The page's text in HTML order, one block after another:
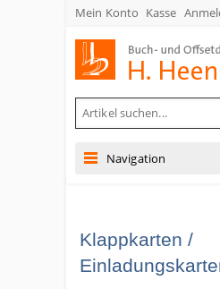
Mein Konto Kasse
Navigation
Klappkarten /